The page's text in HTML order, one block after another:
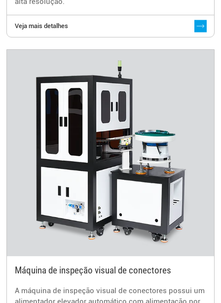
Veja mais detalhes
Máquina de inspeção visual de conectores
A máquina de inspeção visual de conectores possui um